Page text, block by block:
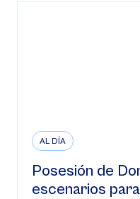
AL DÍA
Posesión de
escenarios